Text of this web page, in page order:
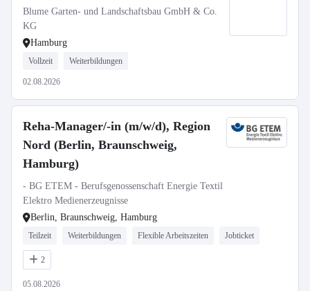
Blume Garten- und Landschaftsbau GmbH & Co.
KG
Hamburg
Vollzeit Weiterbildungen
02.08.2026
Reha-Manager/-in (m/w/d), Region
Nord (Berlin, Braunschweig,
Hamburg)
- BG ETEM - Berufsgenossenschaft Energie Textil
Elektro Medienerzeugnisse
Berlin, Braunschweig, Hamburg
Teilzeit Weiterbildungen Flexible Arbeitszeiten Jobticket
2
05.08.2026